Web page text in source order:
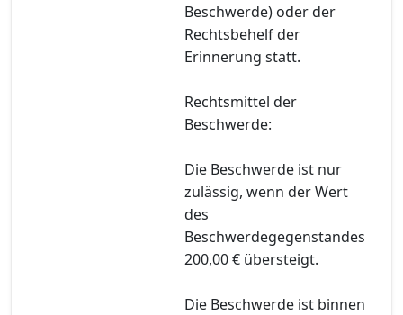
Beschwerde) oder der
Rechtsbehelf der
Erinnerung statt.
Rechtsmittel der
Beschwerde:
Die Beschwerde ist nur
zulässig, wenn der Wert
des
Beschwerdegegenstandes
200,00 € übersteigt.
Die Beschwerde ist binnen